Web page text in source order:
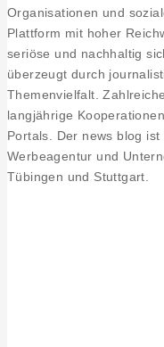
Organisationen und
Plattform mit hoher
seriöse und nachhaltig
überzeugt durch
Themenvielfalt.
langjährige
Portals. Der news blog
Werbeagentur und
Tübingen und Stuttgart.